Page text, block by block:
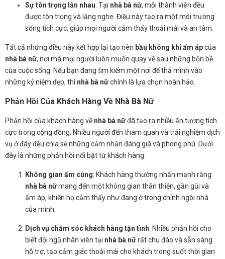
Sự tôn trọng lẫn nhau: Tại nhà bà nữ, mỗi thành viên đều
được tôn trọng và lắng nghe. Điều này tạo ra một môi trường
sống tích cực, giúp mọi người cảm thấy thoải mái và an tâm.
Tất cả những điều này kết hợp lại tạo nên bầu không khí ấm ápcủa
nhà bà nữ, nơi mà mọi người luôn muốn quay về sau những bộn bề
của cuộc sống. Nếu bạn đang tìm kiếm một nơi để thả mình vào
những kỷ niệm đẹp, thì nhà bà nữchính là lựa chọn hoàn hảo.
Phản Hồi Của Khách Hàng Về Nhà Bà Nữ
Phản hồi của khách hàng về nhà bà nữđã tạo ra nhiều ấn tượng tích
cực trong cộng đồng. Nhiều người đến tham quan và trải nghiệm dịch
vụ ở đây đều chia sẻ những cảm nhận đáng giá và phong phú. Dưới
đây là những phản hồi nổi bật từ khách hàng:
Không gian ấm cúng: Khách hàng thường nhấn mạnh rằng
nhà bà nữmang đến một không gian thân thiện, gần gũi và
ấm áp, khiến họ cảm thấy như đang ở trong chính ngôi nhà
của mình.
Dịch vụ chăm sóc khách hàng tận tình: Nhiều phản hồi cho
biết đội ngũ nhân viên tại nhà bà nữrất chu đáo và sẵn sàng
hỗ trợ, tạo cảm giác thoải mái cho khách trong suốt thời gian